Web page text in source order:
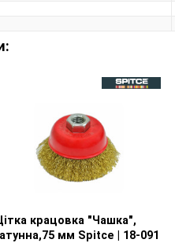
Перегляд товару
крацовка "Чашка",
мм Spitce | 18-091